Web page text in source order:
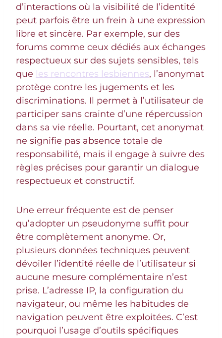
d’interactions où la visibilité de l’identité
peut parfois être un frein à une expression
libre et sincère. Par exemple, sur des
forums comme ceux dédiés aux échanges
respectueux sur des sujets sensibles, tels
que les rencontres lesbiennes, l’anonymat
protège contre les jugements et les
discriminations. Il permet à l’utilisateur de
participer sans crainte d’une répercussion
dans sa vie réelle. Pourtant, cet anonymat
ne signifie pas absence totale de
responsabilité, mais il engage à suivre des
règles précises pour garantir un dialogue
respectueux et constructif.
Une erreur fréquente est de penser
qu’adopter un pseudonyme suffit pour
être complètement anonyme. Or,
plusieurs données techniques peuvent
dévoiler l’identité réelle de l’utilisateur si
aucune mesure complémentaire n’est
prise. L’adresse IP, la configuration du
navigateur, ou même les habitudes de
navigation peuvent être exploitées. C’est
pourquoi l’usage d’outils spécifiques